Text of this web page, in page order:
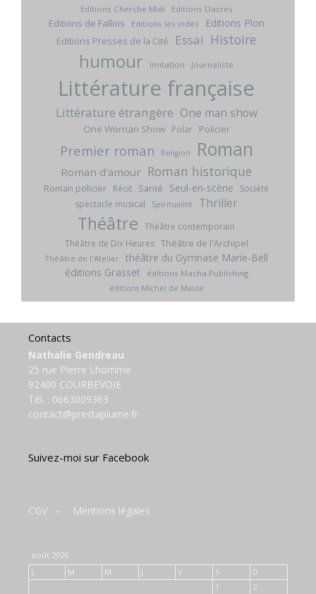
Editions Cherche Midi
Editions Dacres
Editions de Fallois Editions les indés Editions Plon
Editions Presses de la Cité Essai Histoire
humour Imitation Journaliste
Littérature française
Littérature étrangère One man show
One Woman Show Polar Policier
Premier roman Religion Roman
Roman d'amour Roman historique
Roman policier Récit Santé Seul-en-scène
Société
spectacle musical
Spiritualité Thriller
Théâtre Théâtre contemporain
Théâtre de Dix Heures Théâtre de l'Archipel
Théâtre de l'Atelier théâtre du Gymnase Marie-Bell
éditions Grasset
éditions Macha Publishing
éditions Michel de Maule
Contacts
Nathalie Gendreau
25 rue Pierre Lhomme
92400 COURBEVOIE
Tél. : 0663009363
contact@prestaplume.fr
Suivez-moi sur Facebook
CGV – Mentions légales
août 2026
L
M M J V S
D
1
2